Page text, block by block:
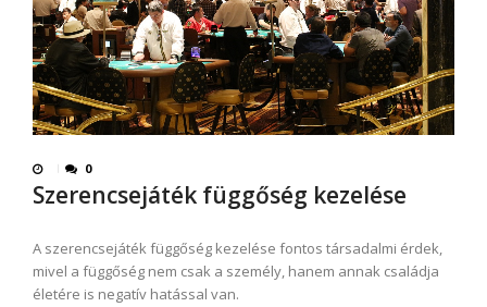
0
Szerencsejáték függőség kezelése
A szerencsejáték függőség kezelése fontos társadalmi érdek,
mivel a függőség nem csak a személy, hanem annak családja
életére is negatív hatással van.